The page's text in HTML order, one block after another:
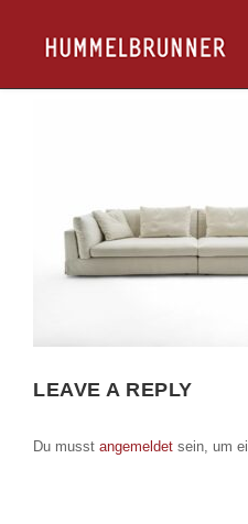
LEAVE A REPLY
Du musst angemeldet sein, um